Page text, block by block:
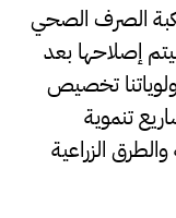
الصرف الصحي
إصلاحها بعد
تخصيص
تنموية
الزراعية